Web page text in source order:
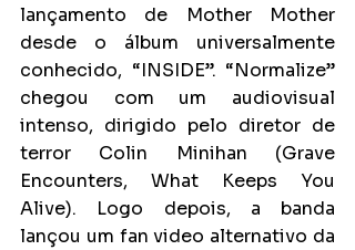
lançamento de Mother Mother
desde o álbum universalmente
conhecido, “INSIDE”. “Normalize”
chegou com um audiovisual
intenso, dirigido pelo diretor de
terror Colin Minihan (Grave
Encounters, What Keeps You
Alive). Logo depois, a banda
lançou um fan video alternativo da